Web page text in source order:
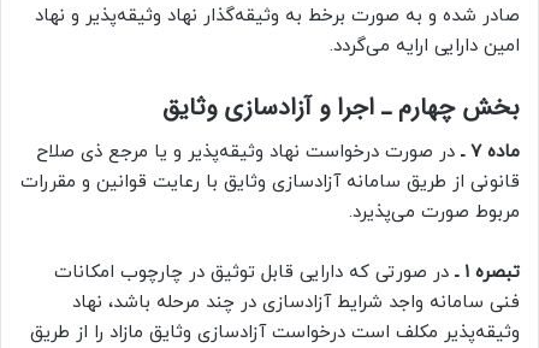
صادر شده و به صورت برخط به وثیقه‌گذار نهاد وثیقه‌پذیر و نهاد
امین دارایی ارایه می‌گردد.
بخش چهارم ـ اجرا و آزادسازی وثایق
ماده ۷ ـ
در صورت درخواست نهاد وثیقه‌پذیر و یا مرجع ذی صلاح
قانونی از طریق سامانه آزادسازی وثایق با رعایت قوانین و مقررات
مربوط صورت می‌پذیرد.
تبصره ۱ ـ
در صورتی که دارایی قابل توثیق در چارچوب امکانات
فنی سامانه واجد شرایط آزادسازی در چند مرحله باشد، نهاد
وثیقه‌پذیر مکلف است درخواست آزادسازی وثایق مازاد را از طریق